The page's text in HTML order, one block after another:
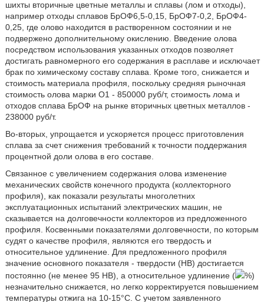
шихты вторичные цветные металлы и сплавы (лом и отходы),
например отходы сплавов БрОФ6,5-0,15, БрОФ7-0,2, БрОФ4-
0,25, где олово находится в растворенном состоянии и не
подвержено дополнительному окислению. Введение олова
посредством использования указанных отходов позволяет
достигать равномерного его содержания в расплаве и исключает
брак по химическому составу сплава. Кроме того, снижается и
стоимость материала профиля, поскольку средняя рыночная
стоимость олова марки О1 - 850000 руб/т, стоимость лома и
отходов сплава БрОФ на рынке вторичных цветных металлов -
238000 руб/т.
Во-вторых, упрощается и ускоряется процесс приготовления
сплава за счет снижения требований к точности поддержания
процентной доли олова в его составе.
Связанное с увеличением содержания олова изменение
механических свойств конечного продукта (коллекторного
профиля), как показали результаты многолетних
эксплуатационных испытаний электрических машин, не
сказывается на долговечности коллекторов из предложенного
профиля. Косвенными показателями долговечности, по которым
судят о качестве профиля, являются его твердость и
относительное удлинение. Для предложенного профиля
значение основного показателя - твердости (НВ) достигается
постоянно (не менее 95 НВ), а относительное удлинение (
%)
незначительно снижается, но легко корректируется повышением
температуры отжига на 10-15°C. С учетом заявленного